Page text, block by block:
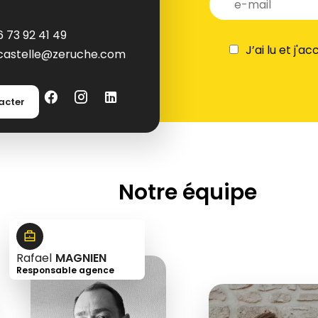
73 92 41 49
J’ai lu et
Notre équipe
Rafael MAGNIEN
Responsable agence
+33